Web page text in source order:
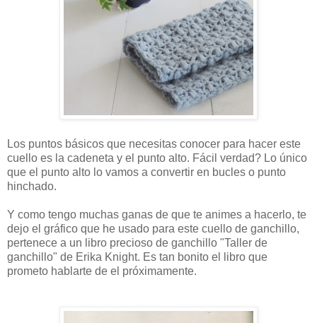
Los puntos básicos que necesitas conocer para hacer este
cuello es la cadeneta y el punto alto. Fácil verdad? Lo único
que el punto alto lo vamos a convertir en bucles o punto
hinchado.
Y como tengo muchas ganas de que te animes a hacerlo, te
dejo el gráfico que he usado para este cuello de ganchillo,
pertenece a un libro precioso de ganchillo "Taller de
ganchillo" de Erika Knight. Es tan bonito el libro que
prometo hablarte de el próximamente.